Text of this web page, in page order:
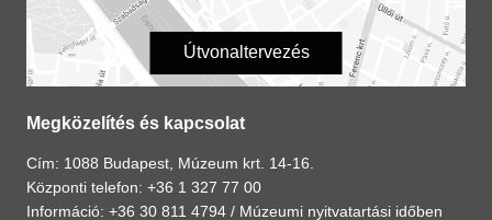
Útvonaltervezés
Megközelítés és kapcsolat
Cím: 1088 Budapest, Múzeum krt. 14-16.
Központi telefon: +36 1 327 77 00
Információ: +36 30 811 4794 / Múzeumi nyitvatartási időben